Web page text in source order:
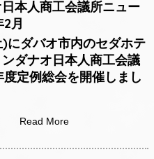
本人商工会議所ニュー
月
にダバオ市内のセダホテ
ダナオ日本人商工会議
度定例総会を開催しまし
Read More